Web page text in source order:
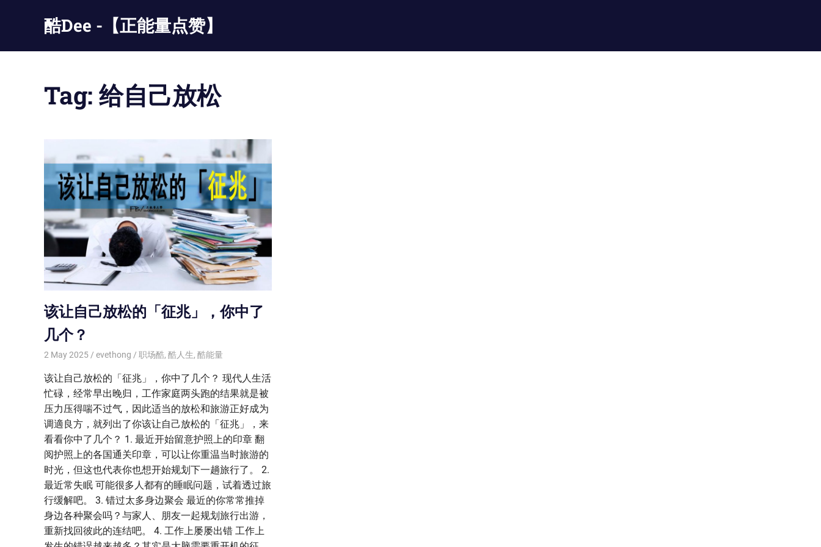
酷Dee -【正能量点赞】
酷
只
Tag: 给自己放松
该让自己放松的「征兆」，你中了
几个？
2 May 2025 evethong 职场酷, 酷人生, 酷能量
该让自己放松的「征兆」，你中了几个？ 现代人生活
忙碌，经常早出晚归，工作家庭两头跑的结果就是被
压力压得喘不过气，因此适当的放松和旅游正好成为
调適良方，就列出了你该让自己放松的「征兆」，来
看看你中了几个？ 1. 最近开始留意护照上的印章 翻
阅护照上的各国通关印章，可以让你重温当时旅游的
时光，但这也代表你也想开始规划下一趟旅行了。 2.
最近常失眠 可能很多人都有的睡眠问题，试着透过旅
行缓解吧。 3. 错过太多身边聚会 最近的你常常推掉
身边各种聚会吗？与家人、朋友一起规划旅行出游，
重新找回彼此的连结吧。 4. 工作上屡屡出错 工作上